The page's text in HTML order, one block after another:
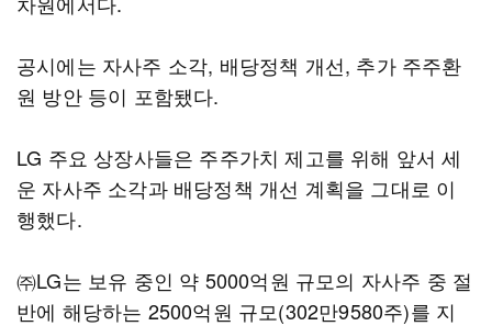
공시에는 자사주 소각, 배당정책 개선, 추가 주주환
원 방안 등이 포함됐다.
LG 주요 상장사들은 주주가치 제고를 위해 앞서 세
운 자사주 소각과 배당정책 개선 계획을 그대로 이
행했다.
㈜LG는 보유 중인 약 5000억원 규모의 자사주 중 절
반에 해당하는 2500억원 규모(302만9580주)를 지